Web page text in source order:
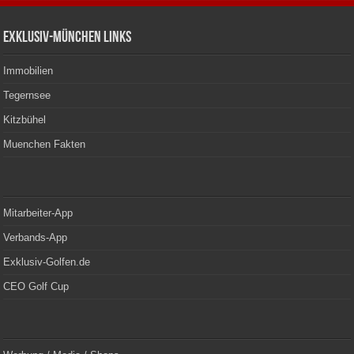
Exklusiv-München Links
Immobilien
Tegernsee
Kitzbühel
Muenchen Fakten
Mitarbeiter-App
Verbands-App
Exklusiv-Golfen.de
CEO Golf Cup